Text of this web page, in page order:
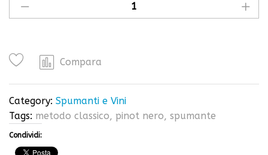
VSQ
PINOT
EXTRA
BRUT
Metodo
Classico
Bio
quantity
Compara
Category: Spumanti e Vini
Tags: metodo classico, pinot nero, spumante
Condividi: